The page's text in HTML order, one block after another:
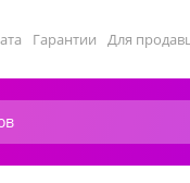
Гарантии Для